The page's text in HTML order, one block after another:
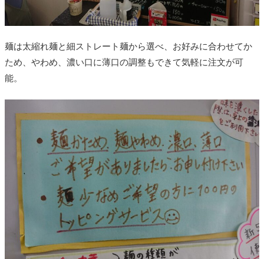
麺は太縮れ麺と細ストレート麺から選べ、お好みに合わせてか
ため、やわめ、濃い口に薄口の調整もできて気軽に注文が可
能。